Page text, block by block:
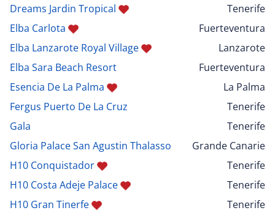
Dreams Jardin Tropical
Tenerife
Elba Carlota
Fuerteventura
Elba Lanzarote Royal Village
Lanzarote
Elba Sara Beach Resort
Fuerteventura
Esencia De La Palma
La Palma
Fergus Puerto De La Cruz
Tenerife
Gala
Tenerife
Gloria Palace San Agustin Thalasso
Grande Canarie
H10 Conquistador
Tenerife
H10 Costa Adeje Palace
Tenerife
H10 Gran Tinerfe
Tenerife